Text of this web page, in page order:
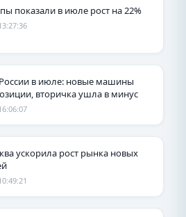
показали в июле рост на 22%
в июле: новые машины
вторичка ушла в минус
ускорила рост рынка новых